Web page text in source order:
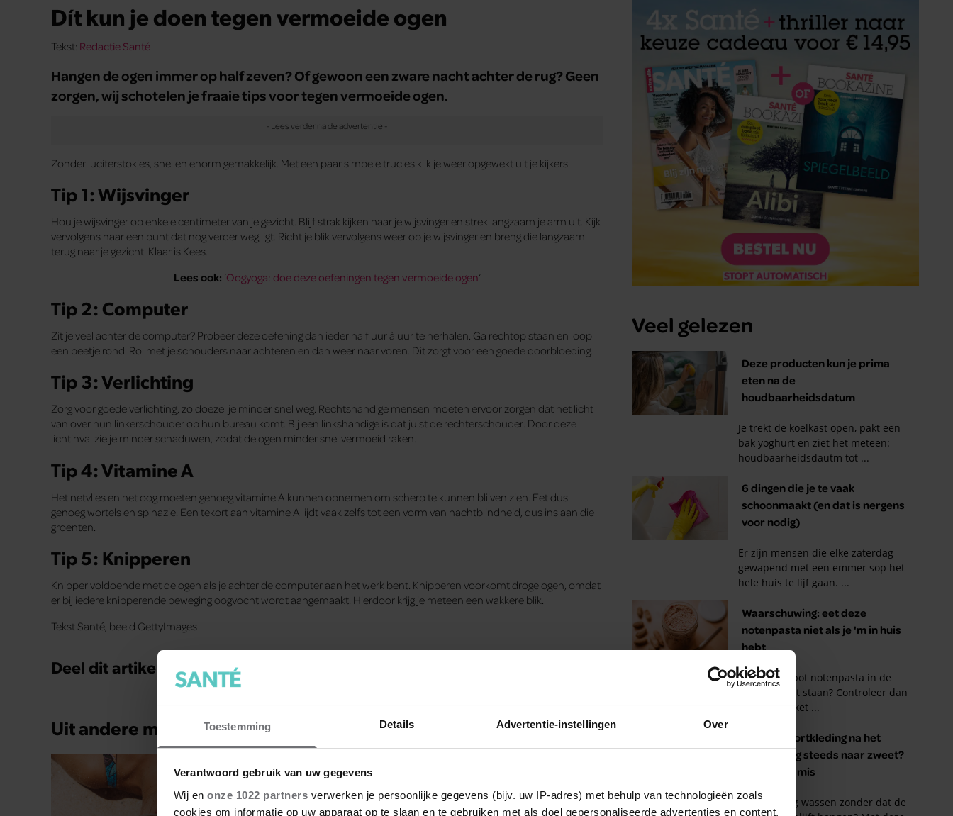
Toestemming Details Advertentie-instellingen Over
Verantwoord gebruik van uw gegevens
Wij en onze 1022 partners verwerken je persoonlijke gegevens (bijv. uw IP-adres) met behulp van technologieën zoals
cookies om informatie op uw apparaat op te slaan en te gebruiken met als doel gepersonaliseerde advertenties en content,
Dít kun je doen tegen vermoeide ogen
Tekst: Redactie Santé
Hangen de ogen immer op half zeven? Of gewoon een zware nacht achter de rug? Geen
zorgen, wij schotelen je fraaie tips voor tegen vermoeide ogen.
Zonder luciferstokjes, snel en enorm gemakkelijk. Met een paar simpele trucjes kijk je weer opgewekt uit je kijkers.
Tip 1: Wijsvinger
Hou je wijsvinger op enkele centimeter van je gezicht. Blijf strak kijken naar je wijsvinger en strek langzaam je arm uit. Kijk
vervolgens naar een punt dat nog verder weg ligt. Richt je blik vervolgens weer op je wijsvinger en breng die langzaam
terug naar je gezicht. Klaar is Kees.
Lees ook: ‘Oogyoga: doe deze oefeningen tegen vermoeide ogen‘
Tip 2: Computer
Zit je veel achter de computer? Probeer deze oefening dan ieder half uur à uur te herhalen. Ga rechtop staan en loop
een beetje rond. Rol met je schouders naar achteren en dan weer naar voren. Dit zorgt voor een goede doorbloeding.
Tip 3: Verlichting
Zorg voor goede verlichting, zo doezel je minder snel weg. Rechtshandige mensen moeten ervoor zorgen dat het licht
van over hun linkerschouder op hun bureau komt. Bij een linkshandige is dat juist de rechterschouder. Door deze
lichtinval zie je minder schaduwen, zodat de ogen minder snel vermoeid raken.
Tip 4: Vitamine A
Het netvlies en het oog moeten genoeg vitamine A kunnen opnemen om scherp te kunnen blijven zien. Eet dus
genoeg wortels en spinazie. Een tekort aan vitamine A lijdt vaak zelfs tot een vorm van nachtblindheid, dus inslaan die
groenten.
Tip 5: Knipperen
Knipper voldoende met de ogen als je achter de computer aan het werk bent. Knipperen voorkomt droge ogen, omdat
er bij iedere knipperende beweging oogvocht wordt aangemaakt. Hierdoor krijg je meteen een wakkere blik.
Tekst Santé, beeld GettyImages
Deel dit artikel op social media!
Uit andere media